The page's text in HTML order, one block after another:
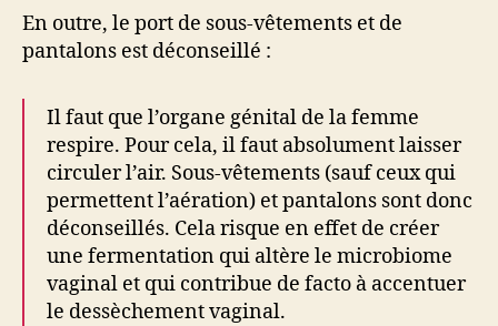
En outre, le port de sous-vêtements et de
pantalons est déconseillé :
Il faut que l’organe génital de la femme
respire. Pour cela, il faut absolument laisser
circuler l’air. Sous-vêtements (sauf ceux qui
permettent l’aération) et pantalons sont donc
déconseillés. Cela risque en effet de créer
une fermentation qui altère le microbiome
vaginal et qui contribue de facto à accentuer
le dessèchement vaginal.